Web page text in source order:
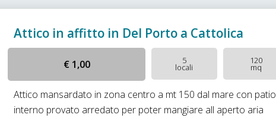
Attico in affitto in Del Porto a Cattolica
€ 1,00 5
locali
120
mq
Attico mansardato in zona centro a mt 150 dal mare con patio
interno provato arredato per poter mangiare all aperto aria